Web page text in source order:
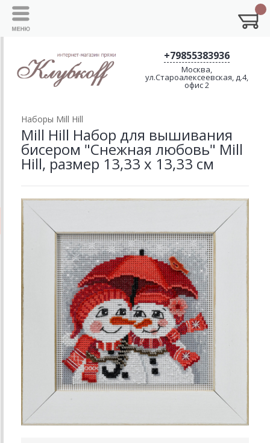
+79855383936
Москва,
ул.Староалексеевская, д.4,
офис 2
Наборы Mill Hill
Mill Hill Набор для вышивания
бисером "Снежная любовь" Mill
Hill, размер 13,33 х 13,33 см